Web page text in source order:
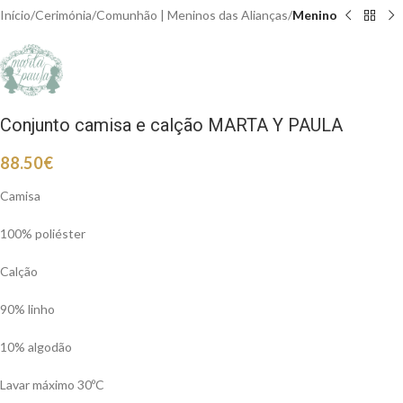
Início Cerimónia Comunhão | Meninos das Alianças Menino
Conjunto camisa e calção MARTA Y PAULA
88.50€
Camisa
100% poliéster
Calção
90% linho
10% algodão
Lavar máximo 30ºC